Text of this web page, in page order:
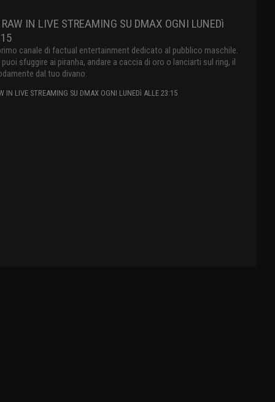
RAW IN LIVE STREAMING SU DMAX OGNI LUNEDì
canale di factual entertainment dedicato al pubblico maschile.
puoi sfuggire ai piranha, andare a caccia di oro o lanciarti sul ring, il
dal tuo divano.
IN LIVE STREAMING SU DMAX OGNI LUNEDì ALLE 23:15